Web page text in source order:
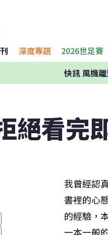
深度專題 2026世足賽
快訊風機
絕看完
我曾經認
書裡的心
的經驗，
一本一般